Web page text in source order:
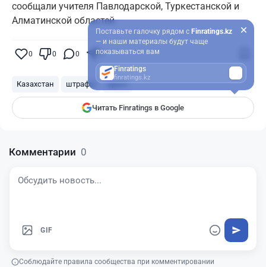
сообщали учителя Павлодарской, Туркестанской и
Алматинской областей.
0 0 0 0
Казахстан штрафы арест
Читать Finratings в Google
Поставьте галочку рядом с Finratings.kz
— и наши материалы будут чаще
показываться вам
Finratings
finratings.kz
Комментарии 0
GIF
Соблюдайте правила сообщества при комментировании